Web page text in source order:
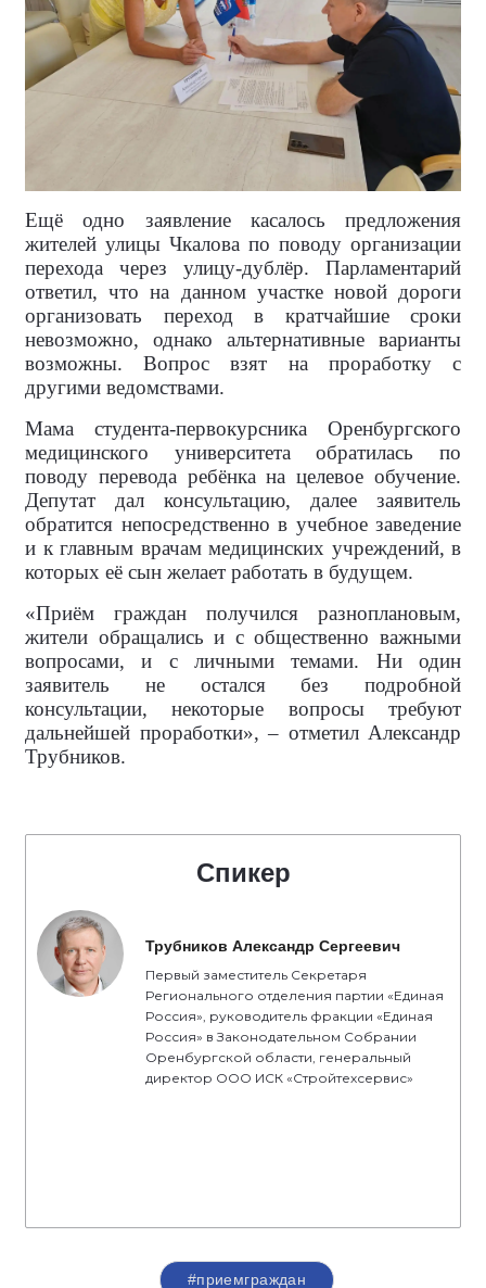
Ещё одно заявление касалось предложения
жителей улицы Чкалова по поводу организации
перехода через улицу-дублёр. Парламентарий
ответил, что на данном участке новой дороги
организовать переход в кратчайшие сроки
невозможно, однако альтернативные варианты
возможны. Вопрос взят на проработку с
другими ведомствами.
Мама студента-первокурсника Оренбургского
медицинского университета обратилась по
поводу перевода ребёнка на целевое обучение.
Депутат дал консультацию, далее заявитель
обратится непосредственно в учебное заведение
и к главным врачам медицинских учреждений, в
которых её сын желает работать в будущем.
«Приём граждан получился разноплановым,
жители обращались и с общественно важными
вопросами, и с личными темами. Ни один
заявитель не остался без подробной
консультации, некоторые вопросы требуют
дальнейшей проработки», – отметил Александр
Трубников.
Спикер
Трубников Александр Сергеевич
Первый заместитель Секретаря
Регионального отделения партии «Единая
Россия», руководитель фракции «Единая
Россия» в Законодательном Собрании
Оренбургской области, генеральный
директор ООО ИСК «Стройтехсервис»
#приемграждан